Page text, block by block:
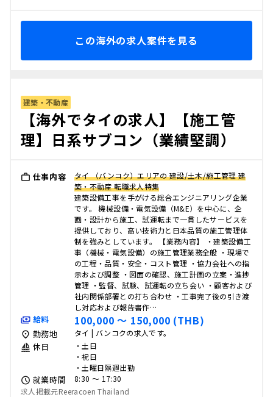
この海外の求人案件を見る
建築・不動産
【海外でタイの求人】【施工管
理】日系サブコン（業績堅調）
仕事内容
タイ （バンコク）エリアの 建設/土木/施工管理 建
築・不動産 転職求人特集
建築設備工事を手がける総合エンジニアリング企業
です。 機械設備・電気設備（M&E）を中心に、企
画・設計から施工、試運転まで一貫したサービスを
提供しており、高い技術力と日本品質の施工管理体
制を強みとしています。 【業務内容】 ・建築設備工
事（機械・電気設備）の施工管理業務全般 ・現場で
の工程・品質・安全・コスト管理 ・協力会社への指
示および調整 ・図面の確認、施工計画の立案・進捗
管理 ・監督、試験、試運転の立ち会い ・顧客および
社内関係部署との打ち合わせ ・工事完了後の引き渡
し対応および報告書作…
給料 100,000 〜 150,000 (THB)
勤務地 タイ | バンコクの求人です。
休日
・土日
・祝日
・土曜日隔週出勤
就業時間
8:30 〜 17:30
求人掲載元Reeracoen Thailand